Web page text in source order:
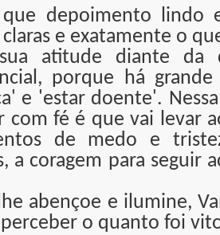
que depoimento lindo
e exatamente o
atitude diante da
porque há
e 'estar doente'.
com fé é que vai levar
de medo e
a coragem para seguir
abençoe e ilumine,
o quanto foi